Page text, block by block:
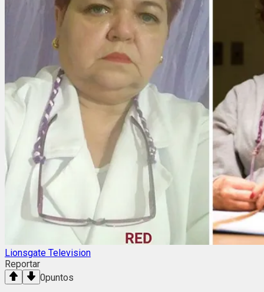
Lionsgate Television
Reportar
0puntos